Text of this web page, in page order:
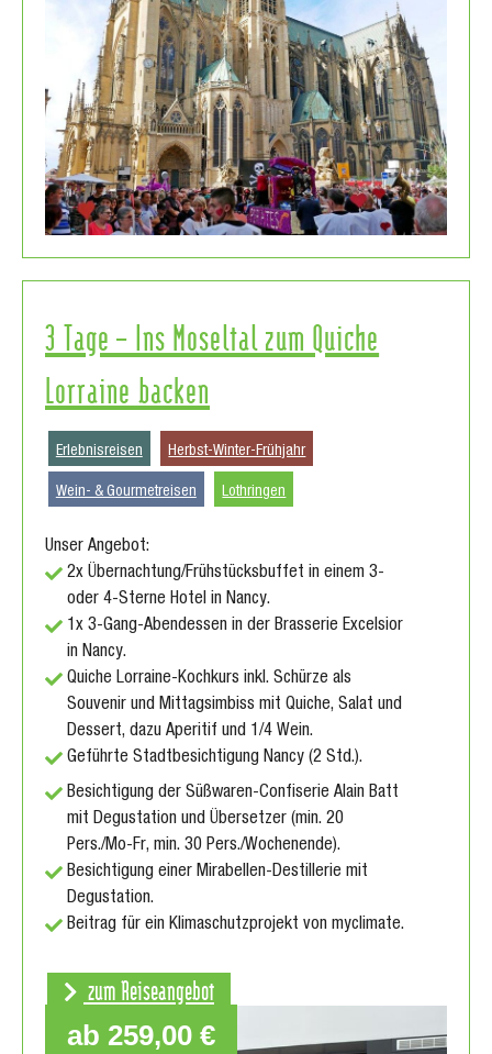
3 Tage – Ins Moseltal zum Quiche
Lorraine backen
Erlebnisreisen Herbst-Winter-Frühjahr
Wein- & Gourmetreisen Lothringen
Unser Angebot:
2x Übernachtung/Frühstücksbuffet in einem 3-
oder 4-Sterne Hotel in Nancy.
1x 3-Gang-Abendessen in der Brasserie Excelsior
in Nancy.
Quiche Lorraine-Kochkurs inkl. Schürze als
Souvenir und Mittagsimbiss mit Quiche, Salat und
Dessert, dazu Aperitif und 1/4 Wein.
Geführte Stadtbesichtigung Nancy (2 Std.).
Besichtigung der Süßwaren-Confiserie Alain Batt
mit Degustation und Übersetzer (min. 20
Pers./Mo-Fr, min. 30 Pers./Wochenende).
Besichtigung einer Mirabellen-Destillerie mit
Degustation.
Beitrag für ein Klimaschutzprojekt von myclimate.
zum Reiseangebot
ab 259,00 €